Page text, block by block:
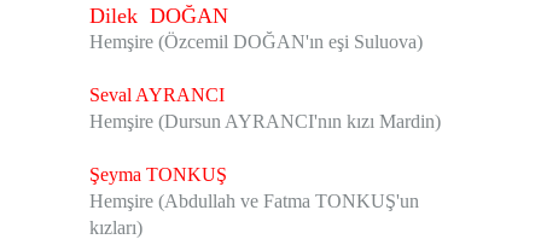
Dilek DOĞAN
Hemşire (Özcemil DOĞAN'ın eşi Suluova)
Seval AYRANCI
Hemşire (Dursun AYRANCI'nın kızı Mardin)
Şeyma TONKUŞ
Hemşire (Abdullah ve Fatma TONKUŞ'un
kızları)